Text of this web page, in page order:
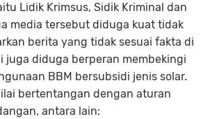
Lidik Krimsus, Sidik Kriminal dan
media tersebut diduga kuat tidak
berita yang tidak sesuai fakta di
juga diduga berperan membekingi
BBM bersubsidi jenis solar.
bertentangan dengan aturan
antara lain: